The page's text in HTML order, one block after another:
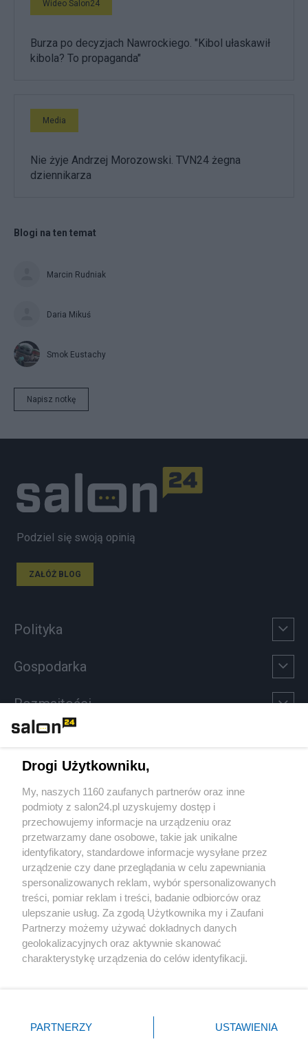
Wideo Salon24
Burza po decyzjach Nawrockiego. "Kibol ułaskawił
kibola? To propaganda"
Media
Nie żyje Andrzej Morozowski. TVN24 żegna
dziennikarza
Blogi na ten temat
Marcin Rudniak
Daria Mikuś
Smok Eustachy
Napisz notkę
Podziel się swoją opinią
ZAŁÓŻ BLOG
Polityka
Gospodarka
Rozmaitości
Sport
Społeczeństwo
Kultura
X Facebook Instagram Youtube
Drogi Użytkowniku,
My, naszych 1160 zaufanych partnerów oraz inne
podmioty z salon24.pl uzyskujemy dostęp i
przechowujemy informacje na urządzeniu oraz
przetwarzamy dane osobowe, takie jak unikalne
identyfikatory, standardowe informacje wysyłane przez
urządzenie czy dane przeglądania w celu zapewniania
spersonalizowanych reklam, wybór spersonalizowanych
treści, pomiar reklam i treści, badanie odbiorców oraz
ulepszanie usług. Za zgodą Użytkownika my i Zaufani
Partnerzy możemy używać dokładnych danych
geolokalizacyjnych oraz aktywnie skanować
charakterystykę urządzenia do celów identyfikacji.
zmienić/wycofać klikając przycisk ustawień prywatności
znajdujący się w lewym dolnym rogu strony
PARTNERZY USTAWIENIA